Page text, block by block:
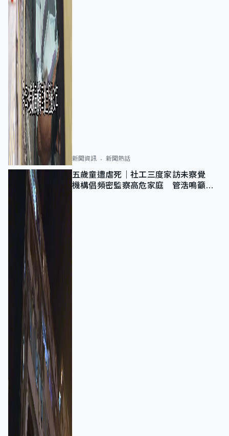
新聞資訊 新聞熱話
五歲童遭虐死｜社工三度家訪未察覺
機構倡頻密監察高危家庭 管浩鳴籲加